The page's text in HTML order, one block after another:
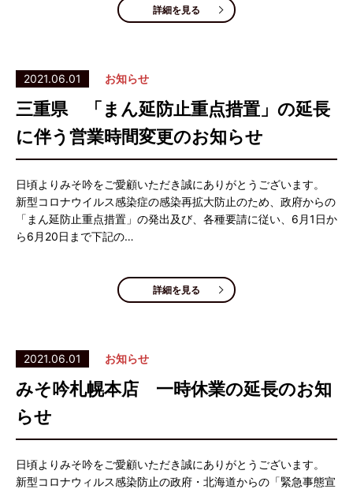
詳細を見る
2021.06.01 お知らせ
三重県 「まん延防止重点措置」の延長
に伴う営業時間変更のお知らせ
日頃よりみそ吟をご愛顧いただき誠にありがとうございます。
新型コロナウイルス感染症の感染再拡大防止のため、政府からの
「まん延防止重点措置」の発出及び、各種要請に従い、6月1日か
ら6月20日まで下記の…
詳細を見る
2021.06.01 お知らせ
みそ吟札幌本店 一時休業の延長のお知
らせ
日頃よりみそ吟をご愛顧いただき誠にありがとうございます。
新型コロナウィルス感染防止の政府・北海道からの「緊急事態宣